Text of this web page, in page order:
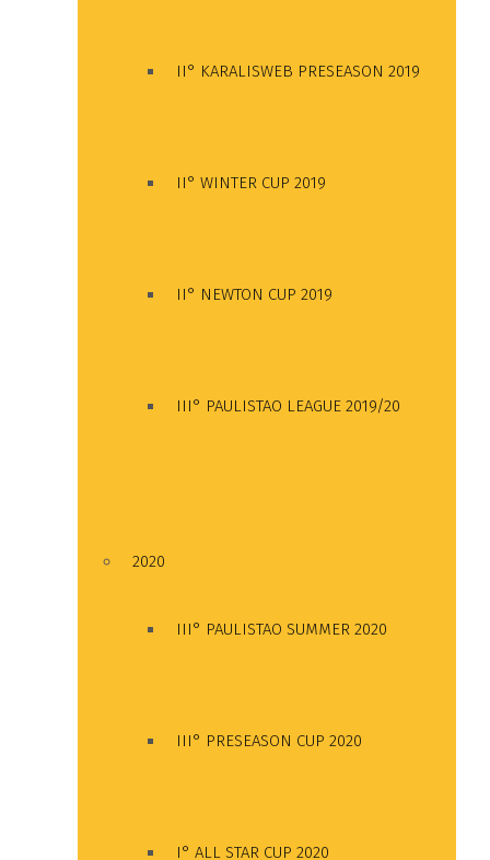
II° KARALISWEB PRESEASON 2019
II° WINTER CUP 2019
II° NEWTON CUP 2019
III° PAULISTAO LEAGUE 2019/20
2020
III° PAULISTAO SUMMER 2020
III° PRESEASON CUP 2020
I° ALL STAR CUP 2020